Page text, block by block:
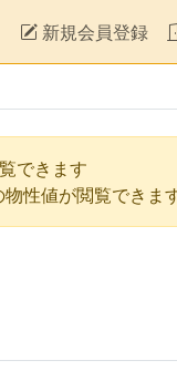
新規会員登録
できます
性値が閲覧できま